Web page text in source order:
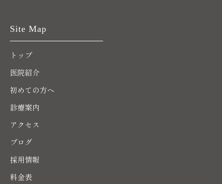
Site Map
トップ
医院紹介
初めての方へ
診療案内
アクセス
ブログ
採用情報
料金表